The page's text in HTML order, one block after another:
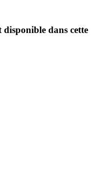
disponible dans cette